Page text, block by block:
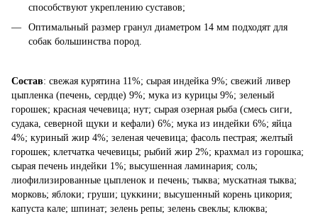
способствуют укреплению суставов;
Оптимальный размер гранул диаметром 14 мм подходят для
собак большинства пород.
Состав: свежая курятина 11%; сырая индейка 9%; свежий ливер
цыпленка (печень, сердце) 9%; мука из курицы 9%; зеленый
горошек; красная чечевица; нут; сырая озерная рыба (смесь сиги,
судака, северной щуки и кефали) 6%; мука из индейки 6%; яйца
4%; куриный жир 4%; зеленая чечевица; фасоль пестрая; желтый
горошек; клетчатка чечевицы; рыбий жир 2%; крахмал из горошка;
сырая печень индейки 1%; высушенная ламинария; соль;
лиофилизированные цыпленок и печень; тыква; мускатная тыква;
морковь; яблоки; груши; цуккини; высушенный корень цикория;
капуста кале; шпинат; зелень репы; зелень свеклы; клюква;